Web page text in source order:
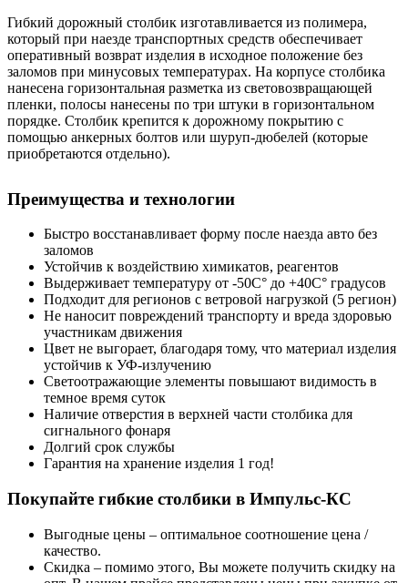
Гибкий дорожный столбик изготавливается из полимера,
который при наезде транспортных средств обеспечивает
оперативный возврат изделия в исходное положение без
заломов при минусовых температурах. На корпусе столбика
нанесена горизонтальная разметка из световозвращающей
пленки, полосы нанесены по три штуки в горизонтальном
порядке. Столбик крепится к дорожному покрытию с
помощью анкерных болтов или шуруп-дюбелей (которые
приобретаются отдельно).
Преимущества и технологии
Быстро восстанавливает форму после наезда авто без
заломов
Устойчив к воздействию химикатов, реагентов
Выдерживает температуру от -50С° до +40С° градусов
Подходит для регионов с ветровой нагрузкой (5 регион)
Не наносит повреждений транспорту и вреда здоровью
участникам движения
Цвет не выгорает, благодаря тому, что материал изделия
устойчив к УФ-излучению
Светоотражающие элементы повышают видимость в
темное время суток
Наличие отверстия в верхней части столбика для
сигнального фонаря
Долгий срок службы
Гарантия на хранение изделия 1 год!
Покупайте гибкие столбики в Импульс-КС
Выгодные цены – оптимальное соотношение цена /
качество.
Скидка – помимо этого, Вы можете получить скидку на